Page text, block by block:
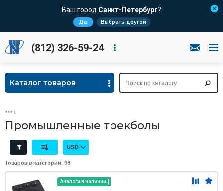
Ваш город Санкт-Петербург?
Да Выбрать другой
(812) 326-59-24
Каталог товаров
Промышленные трекболы
USD
Товаров в категории: 98
Аналоги в наличии